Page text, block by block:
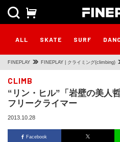
ALL SKATE SURF
FINEPLAY FINEPLAY | クライミング(climbing)
CLIMB
“リン・ヒル”「岩壁の美人
フリークライマー
2013.10.28
Facebook